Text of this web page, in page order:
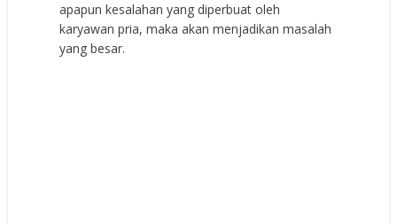
apapun kesalahan yang diperbuat oleh
karyawan pria, maka akan menjadikan masalah
yang besar.